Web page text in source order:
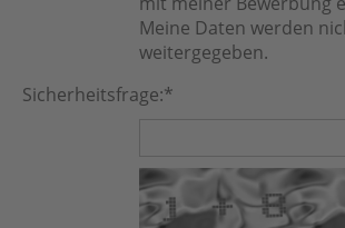
Meine Daten werden
weitergegeben.
Sicherheitsfrage:*